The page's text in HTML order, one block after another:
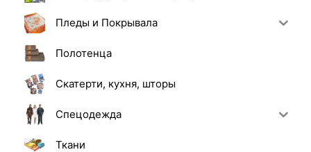
Пледы и Покрывала
Полотенца
Скатерти, кухня, шторы
Спецодежда
Ткани